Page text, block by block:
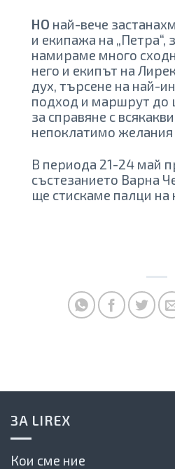
НО най-вече
и екипажа на „Петра“,
намираме много
него и екипът на
дух, търсене на най-
подход и маршрут до
за справяне с
непоклатимо желания
В периода 21-24 май
състезанието Варна
ще стискаме палци
ЗА LIREX
Кои сме ние